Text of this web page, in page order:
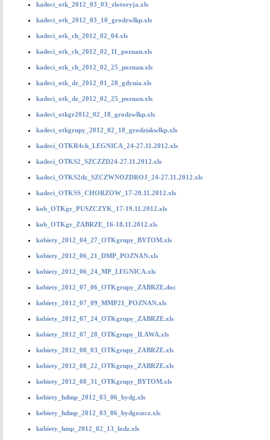
kadeci_otk_2012_03_03_zlotoryja.xls
kadeci_otk_2012_03_10_grodzwlkp.xls
kadeci_otk_ch_2012_02_04.xls
kadeci_otk_ch_2012_02_11_poznan.xls
kadeci_otk_ch_2012_02_25_poznan.xls
kadeci_otk_dz_2012_01_28_gdynia.xls
kadeci_otk_dz_2012_02_25_poznan.xls
kadeci_otkgr2012_02_18_grodzwlkp.xls
kadeci_otkgrupy_2012_02_18_grodziskwlkp.xls
kadeci_OTKR4ch_LEGNICA_24-27.11.2012.xls
kadeci_OTKS2_SZCZZD24-27.11.2012.xls
kadeci_OTKS2dz_SZCZWNOZDROJ_24-27.11.2012.xls
kadeci_OTKSS_CHORZOW_17-20.11.2012.xls
kob_OTKgr_PUSZCZYK_17-19.11.2012.xls
kob_OTKgr_ZABRZE_16-18.11.2012.xls
kobiety_2012_04_27_OTKgrupy_BYTOM.xls
kobiety_2012_06_21_DMP_POZNAN.xls
kobiety_2012_06_24_MP_LEGNICA.xls
kobiety_2012_07_06_OTKgrupy_ZABRZE.doc
kobiety_2012_07_09_MMP21_POZNAN.xls
kobiety_2012_07_24_OTKgrupy_ZABRZE.xls
kobiety_2012_07_28_OTKgrupy_ILAWA.xls
kobiety_2012_08_03_OTKgrupy_ZABRZE.xls
kobiety_2012_08_22_OTKgrupy_ZABRZE.xls
kobiety_2012_08_31_OTKgrupy_BYTOM.xls
kobiety_hdmp_2012_03_06_bydg.xls
kobiety_hdmp_2012_03_06_bydgoszcz.xls
kobiety_hmp_2012_02_13_lodz.xls